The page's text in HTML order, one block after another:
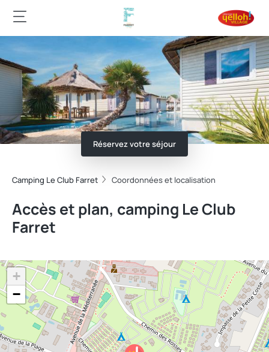
Réservez votre séjour
Camping Le Club Farret Coordonnées et localisation
Accès et plan, camping Le Club
Farret
+
−